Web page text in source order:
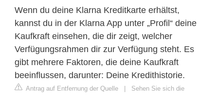
Wenn du deine Klarna Kreditkarte erhältst,
kannst du in der Klarna App unter „Profil“ deine
Kaufkraft einsehen, die dir zeigt, welcher
Verfügungsrahmen dir zur Verfügung steht. Es
gibt mehrere Faktoren, die deine Kaufkraft
beeinflussen, darunter: Deine Kredithistorie.
Antrag auf Entfernung der Quelle | Sehen Sie sich die